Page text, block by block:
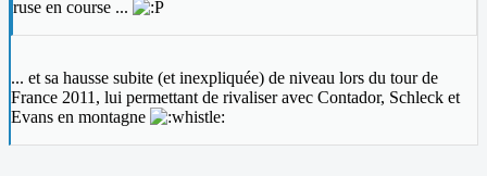
ruse en course ...
... et sa hausse subite (et inexpliquée) de niveau lors du tour de
France 2011, lui permettant de rivaliser avec Contador, Schleck et
Evans en montagne